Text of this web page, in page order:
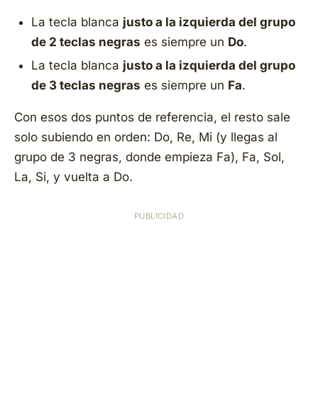
La tecla blanca justo a la izquierda del grupo
de 2 teclas negras es siempre un Do.
La tecla blanca justo a la izquierda del grupo
de 3 teclas negras es siempre un Fa.
Con esos dos puntos de referencia, el resto sale
solo subiendo en orden: Do, Re, Mi (y llegas al
grupo de 3 negras, donde empieza Fa), Fa, Sol,
La, Si, y vuelta a Do.